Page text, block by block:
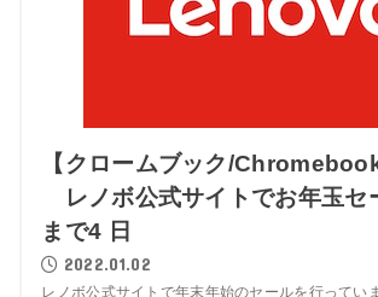
【クロームブック/
レノボ公式サイトでお年玉
まで4 日
2022.01.02
レノボ公式サイトで年末年始のセールを行ってい